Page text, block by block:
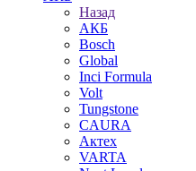
Назад
АКБ
Bosch
Global
Inci Formula
Volt
Tungstone
CAURA
Актех
VARTA